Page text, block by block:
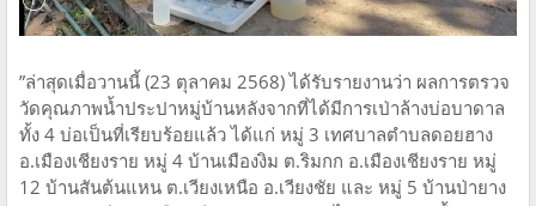
”ล่าสุดเมื่อวานนี้ (23 ตุลาคม 2568) ได้รับรายงานว่า ผลการตรวจ
วัดคุณภาพน้ำประปาหมู่บ้านหลังจากที่ได้มีการเป่าล้างบ่อบาดาล
ทั้ง 4 บ่อเป็นที่เรียบร้อยแล้ว ได้แก่ หมู่ 3 เทศบาลตำบลดอยฮาง
อ.เมืองเชียงราย หมู่ 4 บ้านเมืองงิม ต.ริมกก อ.เมืองเชียงราย หมู่
12 บ้านสันต้นแหน ต.เวียงเหนือ อ.เวียงชัย และ หมู่ 5 บ้านป่ายาง